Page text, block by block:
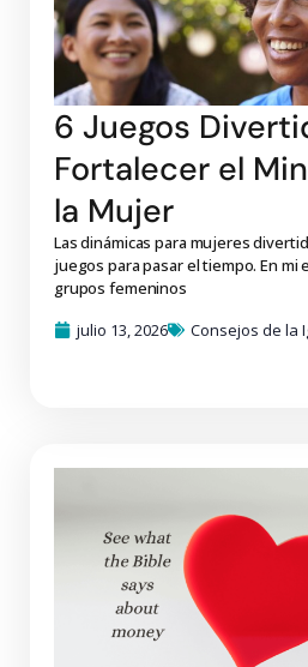
6 Juegos
Fortalecer el
la Mujer
Las dinámicas para mujeres
juegos para pasar el tiempo. En mi
grupos femeninos
julio 13, 2026
Consejos de la